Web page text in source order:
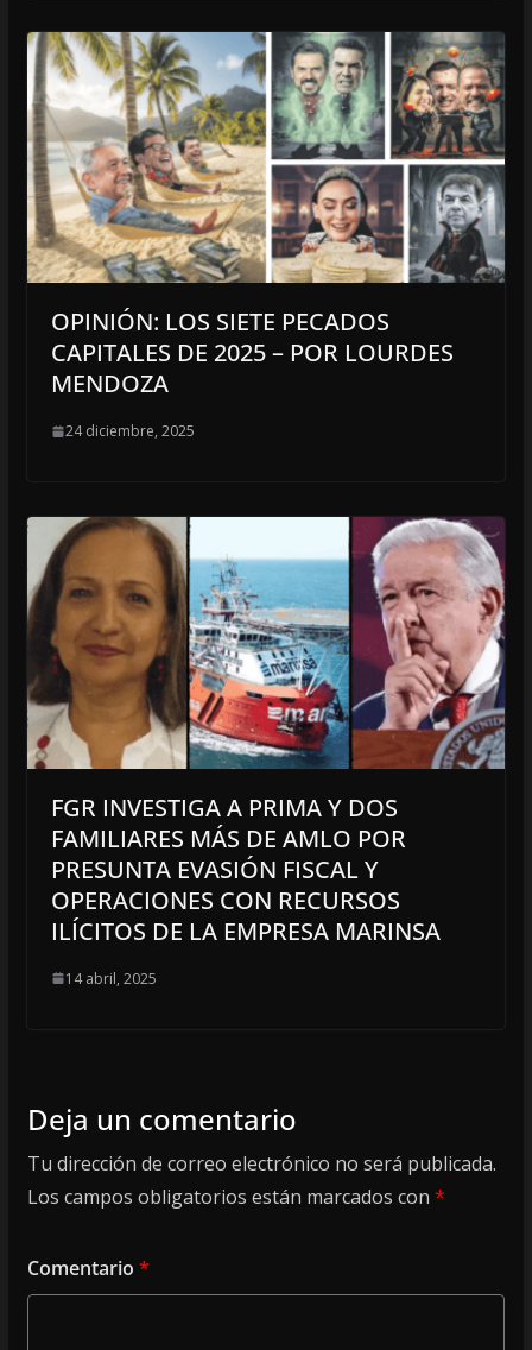
OPINIÓN: LOS SIETE PECADOS
CAPITALES DE 2025 – POR LOURDES
MENDOZA
24 diciembre, 2025
FGR INVESTIGA A PRIMA Y DOS
FAMILIARES MÁS DE AMLO POR
PRESUNTA EVASIÓN FISCAL Y
OPERACIONES CON RECURSOS
ILÍCITOS DE LA EMPRESA MARINSA
14 abril, 2025
Deja un comentario
Tu dirección de correo electrónico no será publicada.
Los campos obligatorios están marcados con *
Comentario *